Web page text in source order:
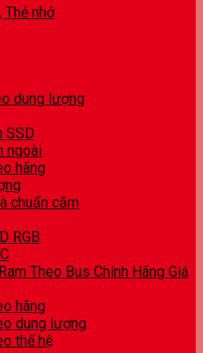
Thẻ nhớ
dung lượng
SSD
ngoài
hãng
chuẩn cắm
RGB
Theo Bus Chính Hãng Giá
hãng
dung lượng
thế hệ